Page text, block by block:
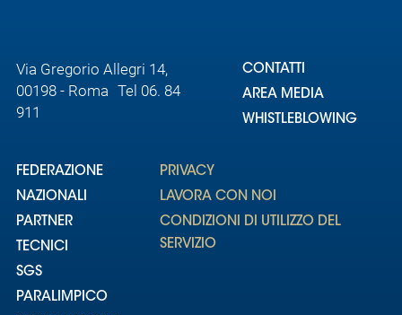
Via Gregorio Allegri 14,
00198 - Roma Tel 06. 84
911
CONTATTI
AREA MEDIA
WHISTLEBLOWING
FEDERAZIONE
NAZIONALI
PARTNER
TECNICI
SGS
PARALIMPICO
PRIVACY
LAVORA CON NOI
CONDIZIONI DI UTILIZZO DEL
SERVIZIO